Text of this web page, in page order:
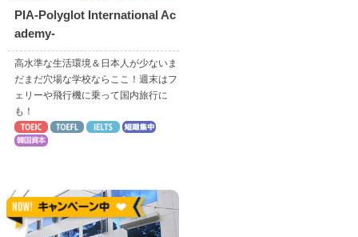
PIA-Polyglot International Ac
ademy-
高水準な生活環境＆日本人が少ないま
だまだ穴場な学校ならここ！週末はフ
ェリーや飛行機に乗って国内旅行に
も！